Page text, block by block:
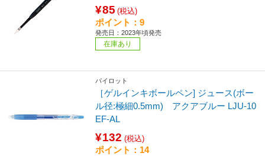
¥85 (税込)
ポイント：9
発売日：2023年頃発売
在庫あり
パイロット
［ゲルインキボールペン] ジュース(ボー
ル径:極細0.5mm) アクアブルー LJU-10
EF-AL
¥132 (税込)
ポイント：14